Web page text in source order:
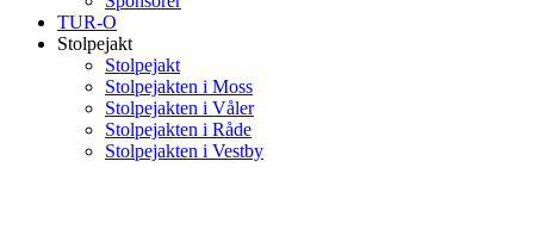
TUR-O
Stolpejakt
Stolpejakt
Stolpejakten i Moss
Stolpejakten i Våler
Stolpejakten i Råde
Stolpejakten i Vestby